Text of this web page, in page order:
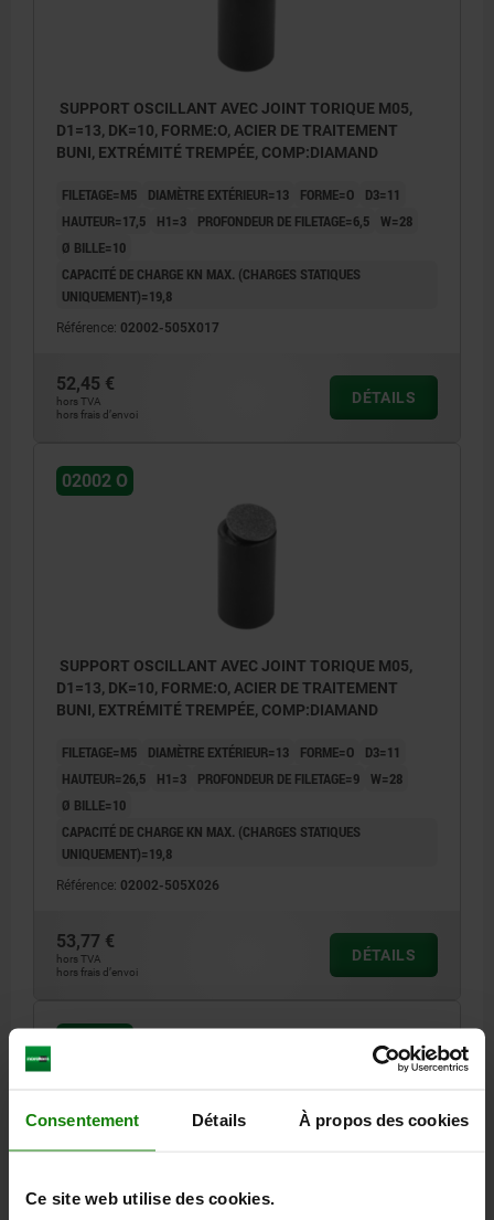
Consentement Détails À propos des cookies
Ce site web utilise des cookies.
SUPPORT OSCILLANT AVEC JOINT TORIQUE M05,
D1=13, DK=10, FORME:O, ACIER DE TRAITEMENT
BUNI, EXTRÉMITÉ TREMPÉE, COMP:DIAMAND
FILETAGE=M5 DIAMÈTRE EXTÉRIEUR=13 FORME=O
D3=11
HAUTEUR=17,5
H1=3 PROFONDEUR DE FILETAGE=6,5 W=28
Ø BILLE=10
CAPACITÉ DE CHARGE KN MAX. (CHARGES STATIQUES
UNIQUEMENT)=19,8
Référence: 02002-505X017
52,45 €
hors TVA
hors frais d’envoi
DÉTAILS
02002 O
SUPPORT OSCILLANT AVEC JOINT TORIQUE M05,
D1=13, DK=10, FORME:O, ACIER DE TRAITEMENT
BUNI, EXTRÉMITÉ TREMPÉE, COMP:DIAMAND
FILETAGE=M5 DIAMÈTRE EXTÉRIEUR=13 FORME=O
D3=11
HAUTEUR=26,5
H1=3 PROFONDEUR DE FILETAGE=9 W=28
Ø BILLE=10
CAPACITÉ DE CHARGE KN MAX. (CHARGES STATIQUES
UNIQUEMENT)=19,8
Référence: 02002-505X026
53,77 €
hors TVA
hors frais d’envoi
DÉTAILS